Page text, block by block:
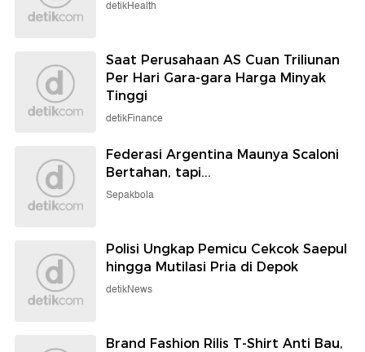
detikHealth
Saat Perusahaan AS Cuan Triliunan
Per Hari Gara-gara Harga Minyak
Tinggi
detikFinance
Federasi Argentina Maunya Scaloni
Bertahan, tapi...
Sepakbola
Polisi Ungkap Pemicu Cekcok Saepul
hingga Mutilasi Pria di Depok
detikNews
Brand Fashion Rilis T-Shirt Anti Bau,